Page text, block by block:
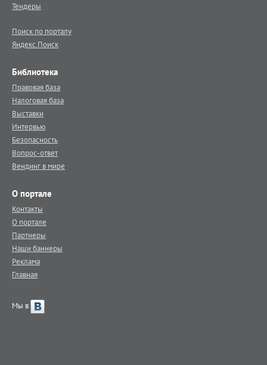
Тендеры
Поиск по порталу
Яндекс.Поиск
Библиотека
Правовая база
Налоговая база
Выставки
Интервью
Безопасность
Вопрос-ответ
Вендинг в мире
О портале
Контакты
О портале
Партнеры
Наши баннеры
Реклама
Главная
Мы в